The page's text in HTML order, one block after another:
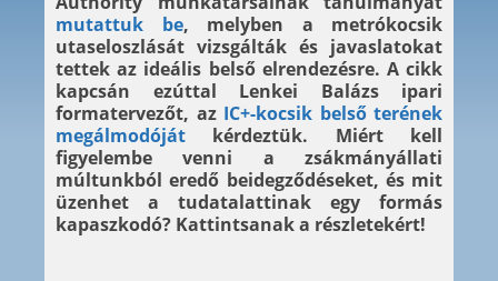
mutattuk be, melyben a metrókocsik
utaseloszlását vizsgálták és javaslatokat
tettek az ideális belső elrendezésre. A cikk
kapcsán ezúttal Lenkei Balázs ipari
formatervezőt, az IC+-kocsik belső terének
megálmodóját kérdeztük. Miért kell
figyelembe venni a zsákmányállati
múltunkból eredő beidegződéseket, és mit
üzenhet a tudatalattinak egy formás
kapaszkodó? Kattintsanak a részletekért!